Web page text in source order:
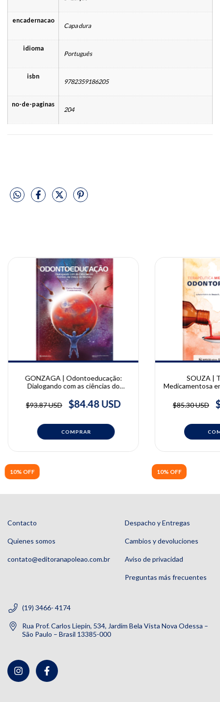
encadernacao
Capa dura
idioma
Português
isbn
9782359186205
no-de-paginas
204
10% OFF
GONZAGA | Odontoeducação:
Dialogando com as ciências do
Gonzaga
$93.87 USD $84.48 USD
10% OFF
SOUZA |
Medicamentosa
$85.30 USD
Contacto
Quienes somos
contato@editoranapoleao.com.br
Despacho y Entregas
Cambios y devoluciones
Aviso de privacidad
Preguntas más frecuentes
(19) 3466- 4174
Rua Prof. Carlos Liepin, 534, Jardim Bela Vista Nova Odessa –
São Paulo – Brasil 13385-000